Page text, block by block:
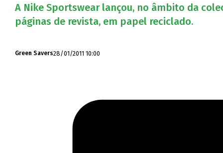
A Nike Sportswear lançou, no âmbito da
páginas de revista, em papel reciclado.
Green Savers28/01/2011 10:00